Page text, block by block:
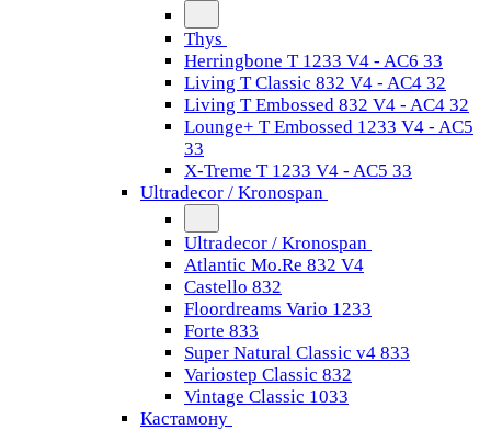
Thys
Herringbone T 1233 V4 - AC6 33
Living T Classic 832 V4 - AC4 32
Living T Embossed 832 V4 - AC4 32
Lounge+ T Embossed 1233 V4 - AC5
33
X-Treme T 1233 V4 - AC5 33
Ultradecor / Kronospan
Ultradecor / Kronospan
Atlantic Mo.Re 832 V4
Castello 832
Floordreams Vario 1233
Forte 833
Super Natural Classic v4 833
Variostep Classic 832
Vintage Classic 1033
Кастамону